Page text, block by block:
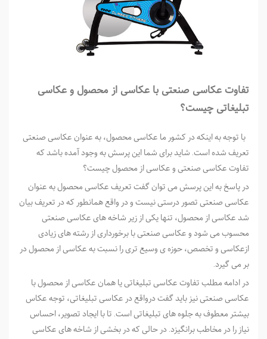
تفاوت عکاسی صنعتی با عکاسی از محصول و عکاسی
تبلیغاتی چیست؟
با توجه به اینکه در کشور ما عکاسی محصول، به عنوان عکاسی صنعتی
تعریف شده است. شاید برای شما این پرسش به وجود آمده باشد که
تفاوت عکاسی صنعتی و عکاسی از محصول چیست؟
در پاسخ به این پرسش می توان گفت تعریف عکاسی محصول به عنوان
عکاسی صنعتی تصور درستی نیست و در واقع همانطور که در تعریف بیان
شد عکاسی از محصول، تنها یکی از زیر شاخه های عکاسی صنعتی
محسوب می شود و عکاسی صنعتی با برخورداری از رشته های زیادی
ازعکاسی و تخصص، حوزه ی وسیع تری را نسبت به عکاسی از محصول در
بر می گیرد.
در ادامه مطلب تفاوت عکاسی تبلیغاتی یا همان عکاسی از محصول با
عکاسی صنعتی نیز باید گفت درواقع در عکاسی تبلیغاتی، توجه عکاس
بیشتر معطوف به جلوه های تبلیغاتی است. تا با ایجاد تصویر، احساس
نیاز را در مخاطب برانگیزد. در حالی که در بخشی از شاخه­ های عکاسی